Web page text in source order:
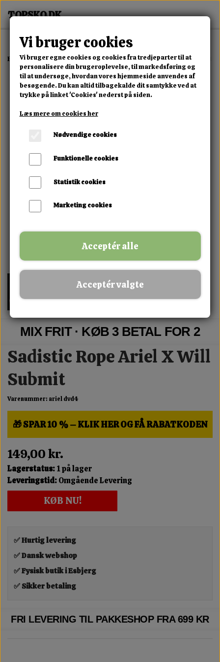
Forside Erotisk Kollektion Dvd Sadistic Rope Ariel X Will Submit
MIX FRIT · KØB 3 BETAL FOR 2
Sadistic Rope Ariel X Will
Submit
Varenummer: ariel dvd4
🎁 SPAR 10 % – KLIK HER OG FÅ RABATKODEN
149,00 kr.
Lagerstatus:1 på lager
Leveringstid:Omgående Levering
KØB NU!
✅ Hurtig levering
✅ Dansk webshop
✅ Fysisk butik i Esbjerg
✅ Sikker betaling
FRI LEVERING TIL PAKKESHOP FRA 699 KR
Vi bruger cookies
Vi bruger egne cookies og cookies fra tredjeparter til at
personalisere din brugeroplevelse, til markedsføring og
til at undersøge, hvordan vores hjemmeside anvendes af
besøgende. Du kan altid tilbagekalde dit samtykke ved at
trykke på linket 'Cookies' nederst på siden.
Læs mere om cookies her
Nødvendige cookies
Funktionelle cookies
Statistik cookies
Marketing cookies
Acceptér alle
Acceptér valgte